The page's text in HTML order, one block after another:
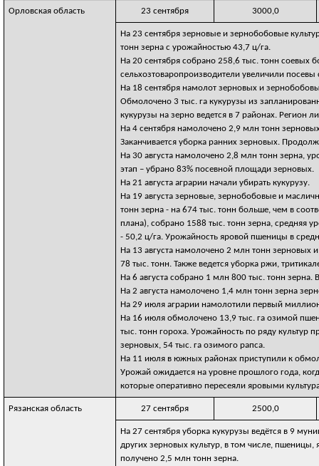
Орловская область 23 сентября 3000,0
На 23 сентября зерновые и зернобобовые
тонн зерна с урожайностью 43,7 ц/га.
На 20 сентября собрано 258,6 тыс. тонн соевых
сельхозтоваропроизводители увеличили посевы
На 18 сентября намолот зерновых и
Обмолочено 3 тыс. га кукурузы из
кукурузы на зерно ведется в 7 районах. Регион
На 4 сентября намолочено 2,9 млн тонн
Заканчивается уборка ранних зерновых.
На 30 августа намолочено 2,8 млн тонн зерна,
этап – убрано 83% посевной площади зерновых.
На 21 августа аграрии начали убирать кукурузу.
На 19 августа зерновые, зернобобовые и
тонн зерна - на 674 тыс. тонн больше, чем в
плана), собрано 1588 тыс. тонн зерна, средняя
- 50,2 ц/га. Урожайность яровой пшеницы в
На 13 августа намолочено 2 млн тонн зерновых
78 тыс. тонн. Также ведется уборка ржи,
На 6 августа собрано 1 млн 800 тыс. тонн
На 2 августа намолочено 1,4 млн тонн зерна
На 29 июля аграрии намолотили первый
На 16 июля обмолочено 13,9 тыс. га озимой
тыс. тонн гороха. Урожайность по ряду культур
зерновых, 54 тыс. га озимого рапса.
На 11 июля в южных районах приступили к
Урожай ожидается на уровне прошлого года,
которые оперативно пересеяли яровыми
Рязанская область 27 сентября 2500,0
На 27 сентября уборка кукурузы ведётся в 9
других зерновых культур, в том числе,
получено 2,5 млн тонн зерна.